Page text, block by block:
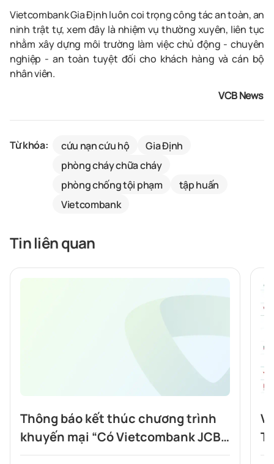
Vietcombank Gia Định luôn coi trọng công tác an toàn, an
ninh trật tự, xem đây là nhiệm vụ thường xuyên, liên tục
nhằm xây dựng môi trường làm việc chủ động - chuyên
nghiệp - an toàn tuyệt đối cho khách hàng và cán bộ
nhân viên.
VCB News
Từ khóa: cứu nạn cứu hộ
Gia Định
phòng cháy chữa cháy
phòng chống tội phạm
tập huấn
Vietcombank
Tin liên quan
Thông báo kết thúc chương trình
khuyến mại “Có Vietcombank JCB,
Highlands nửa giá”